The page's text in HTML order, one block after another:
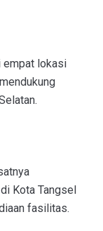
empat lokasi
Kota Tangsel
fasilitas.